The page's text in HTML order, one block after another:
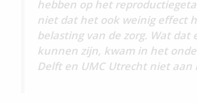
hebben op het
niet dat het ook weinig effect
belasting van de zorg. Wat dat
kunnen zijn, kwam in het
Delft en UMC Utrecht niet aan